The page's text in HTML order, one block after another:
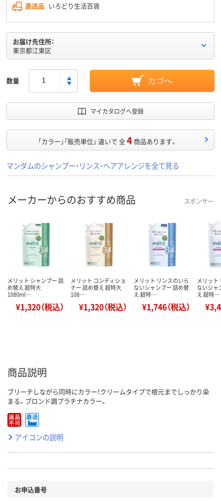
直送品 いろどり生活百貨
お届け先住所：
東京都江東区
数量 カゴへ
マイカタログへ登録
「カラー」「販売単位」 違いで 全4 商品あります。
マンダムのシャンプー・リンス・ヘアアレンジを全て見る
メーカーからのおすすめ商品 スポンサー
メリット シャンプー 詰
め替え 超特大
1080ml…
¥1,320（税込）
メリット コンディショ
ナー 詰め替え 超特大
108…
¥1,320（税込）
メリット リンスのいら
ないシャンプー 詰め替
え 超特…
¥1,746（税込）
メリット
ないシャ
え 超特…
商品説明
ブリーチしながら同時にカラー！クリームタイプで根元までしっかり染
まる。ブロンド調プラチナカラー。
アイコンの説明
お申込番号